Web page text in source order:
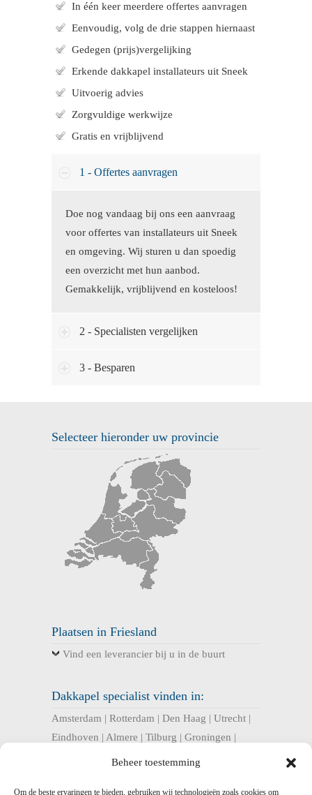
Beheer toestemming
Om de beste ervaringen te bieden, gebruiken wij technologieën zoals cookies om
In één keer meerdere offertes aanvragen
Eenvoudig, volg de drie stappen hiernaast
Gedegen (prijs)vergelijking
Erkende dakkapel installateurs uit Sneek
Uitvoerig advies
Zorgvuldige werkwijze
Gratis en vrijblijvend
1 - Offertes aanvragen
Doe nog vandaag bij ons een aanvraag
voor offertes van installateurs uit Sneek
en omgeving. Wij sturen u dan spoedig
een overzicht met hun aanbod.
Gemakkelijk, vrijblijvend en kosteloos!
2 - Specialisten vergelijken
3 - Besparen
Selecteer hieronder uw provincie
Plaatsen in Friesland
Vind een leverancier bij u in de buurt
Dakkapel specialist vinden in:
Amsterdam | Rotterdam | Den Haag | Utrecht |
Eindhoven | Almere | Tilburg | Groningen |